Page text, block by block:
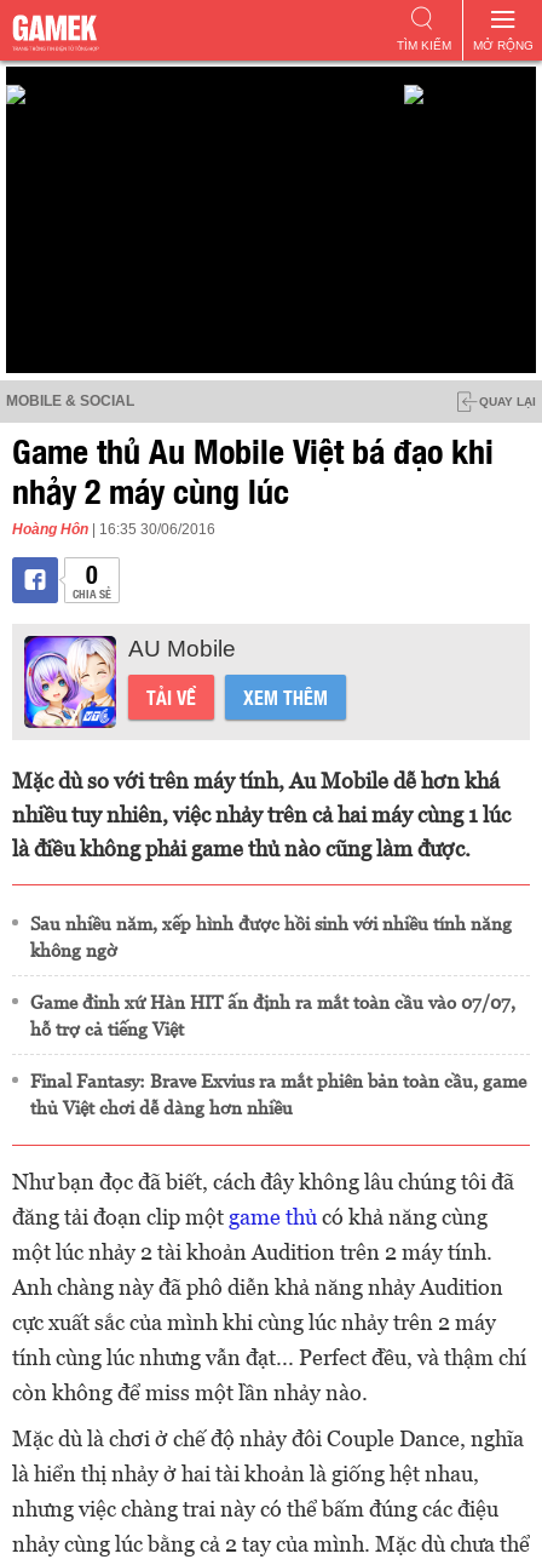
MỞ RỘNG
TÌM KIẾM
MOBILE & SOCIAL QUAY LẠI
Game thủ Au Mobile Việt bá đạo khi
nhảy 2 máy cùng lúc
Hoàng Hôn | 16:35 30/06/2016
0
CHIA SẺ
AU Mobile
TẢI VỀ XEM THÊM
Mặc dù so với trên máy tính, Au Mobile dễ hơn khá
nhiều tuy nhiên, việc nhảy trên cả hai máy cùng 1 lúc
là điều không phải game thủ nào cũng làm được.
Sau nhiều năm, xếp hình được hồi sinh với nhiều tính năng
không ngờ
Game đỉnh xứ Hàn HIT ấn định ra mắt toàn cầu vào 07/07,
hỗ trợ cả tiếng Việt
Final Fantasy: Brave Exvius ra mắt phiên bản toàn cầu, game
thủ Việt chơi dễ dàng hơn nhiều
Như bạn đọc đã biết, cách đây không lâu chúng tôi đã
đăng tải đoạn clip một game thủ có khả năng cùng
một lúc nhảy 2 tài khoản Audition trên 2 máy tính.
Anh chàng này đã phô diễn khả năng nhảy Audition
cực xuất sắc của mình khi cùng lúc nhảy trên 2 máy
tính cùng lúc nhưng vẫn đạt... Perfect đều, và thậm chí
còn không để miss một lần nhảy nào.
Mặc dù là chơi ở chế độ nhảy đôi Couple Dance, nghĩa
là hiển thị nhảy ở hai tài khoản là giống hệt nhau,
nhưng việc chàng trai này có thể bấm đúng các điệu
nhảy cùng lúc bằng cả 2 tay của mình. Mặc dù chưa thể